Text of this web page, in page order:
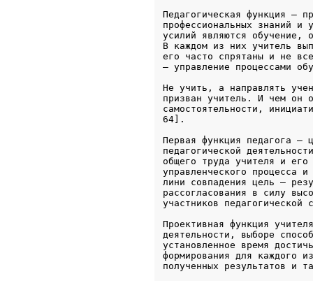
Педагогическая функция –
профессиональных знаний и
усилий являются обучение,
В каждом из них учитель
его часто спрятаны и не
– управление процессами
Не учить, а направлять
призван учитель. И чем он
самостоятельности,
64].
Первая функция педагога –
педагогической
общего труда учителя и
управленческого процесса
лини совпадения цель –
рассогласования в силу
участников педагогической
Проективная функция
деятельности, выборе
установленное время
формирования для каждого
полученных результатов и